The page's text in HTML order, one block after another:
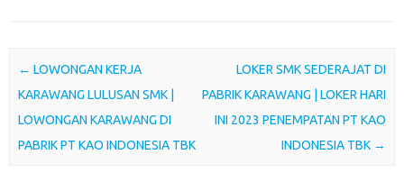
o
o
k
e
r
A
p
p
d
I
n
r
d
Post navigation
← LOWONGAN KERJA
KARAWANG LULUSAN SMK |
LOWONGAN KARAWANG DI
PABRIK PT KAO INDONESIA TBK
LOKER SMK SEDERAJAT DI
PABRIK KARAWANG | LOKER HARI
INI 2023 PENEMPATAN PT KAO
INDONESIA TBK →